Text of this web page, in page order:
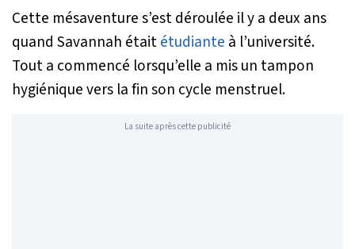
Cette mésaventure s’est déroulée il y a deux ans
quand Savannah étaitétudiante à l’université.
Tout a commencé lorsqu’elle a mis un tampon
hygiénique vers la fin son cycle menstruel.
La suite après cette publicité